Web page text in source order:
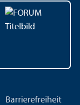
Barrierefreiheit